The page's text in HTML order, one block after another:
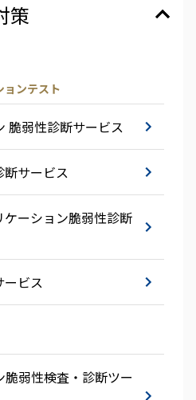
策
ョンテスト
脆弱性診断サービス
サービス
ーション脆弱性診断
ービス
弱性検査・診断ツー